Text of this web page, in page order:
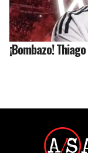
¡Bombazo!